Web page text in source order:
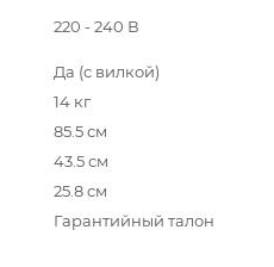
220 - 240 В
Да (с вилкой)
14 кг
85.5 см
43.5 см
25.8 см
Гарантийный талон